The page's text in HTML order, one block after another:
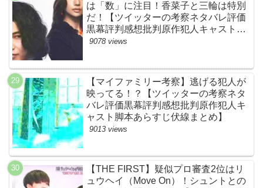
は「数」に注目！香菜子と三輪は特別
だ！【ツイッターの考察ネタバレ評価
黒幕評判感想批判原作犯人キャスト脚
本あらすじ伏線まとめ】
9078 views
【マイファミリー考察】逃げる犯人が
映ってる！？【ツイッターの考察ネタ
バレ評価黒幕評判感想批判原作犯人キ
ャスト脚本あらすじ伏線まとめ】
9013 views
【THE FIRST】疑似プロ審査2位はリ
ュウヘイ（Move On）！シュントとの